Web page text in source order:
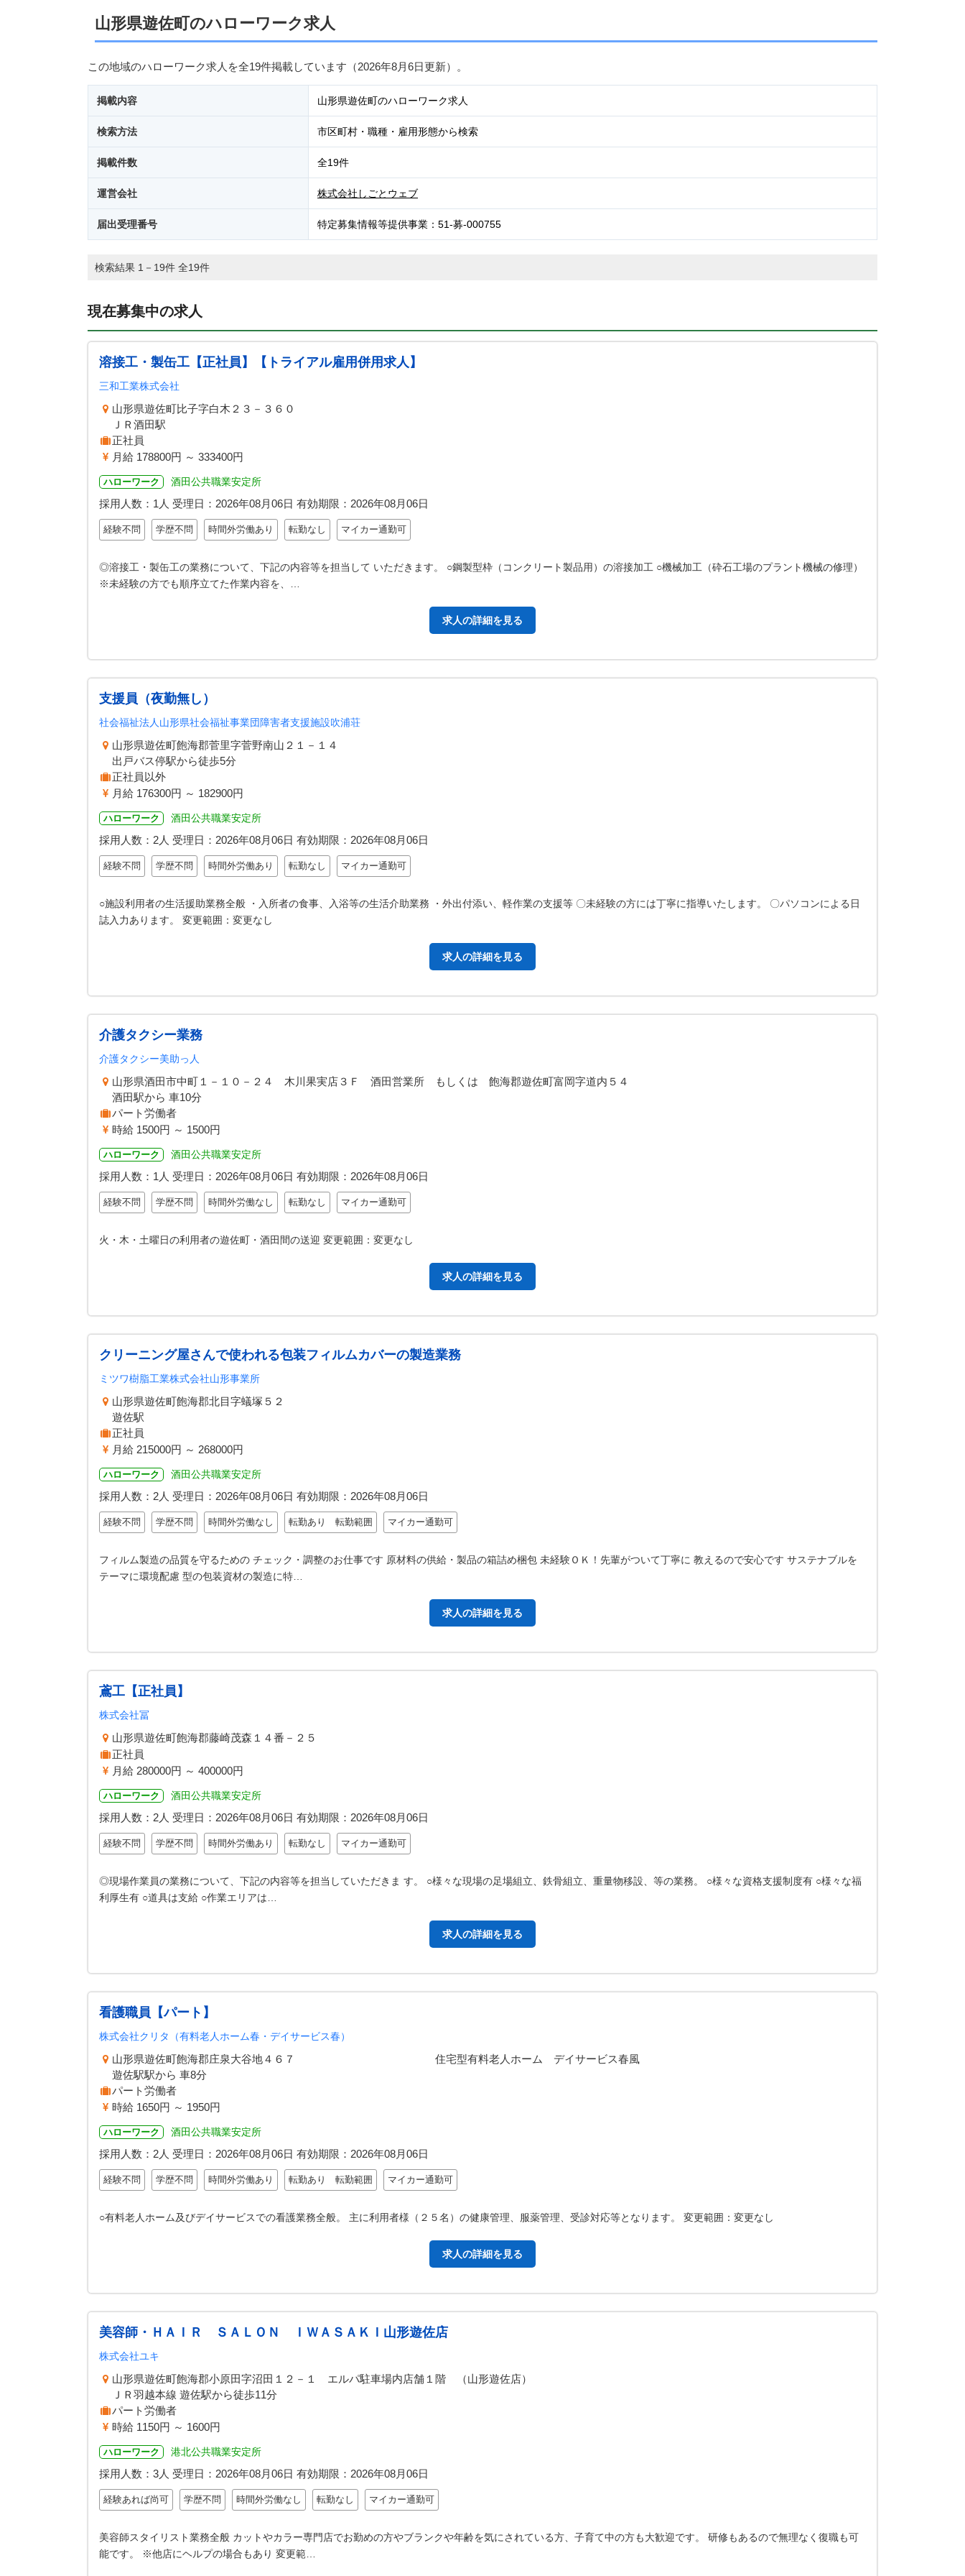
山形県遊佐町のハローワーク求人
この地域のハローワーク求人を全19件掲載しています（2026年8月6日更新）。
掲載内容 山形県遊佐町のハローワーク求人
検索方法 市区町村・職種・雇用形態から検索
掲載件数 全19件
運営会社 株式会社しごとウェブ
届出受理番号 特定募集情報等提供事業：51-募-000755
検索結果 1－19件 全19件
現在募集中の求人
溶接工・製缶工【正社員】【トライアル雇用併用求人】
三和工業株式会社
山形県遊佐町比子字白木２３－３６０
ＪＲ酒田駅
正社員
月給 178800円 ～ 333400円
ハローワーク 酒田公共職業安定所
採用人数：1人 受理日： 2026年08月06日 有効期限： 2026年08月06日
経験不問 学歴不問 時間外労働あり 転勤なし マイカー通勤可
◎溶接工・製缶工の業務について、下記の内容等を担当して いただきます。 ○鋼製型枠（コンクリート製品用）の溶接加工 ○機械加工（砕石工場のプラント機械の修理）
※未経験の方でも順序立てた作業内容を、…
求人の詳細を見る
支援員（夜勤無し）
社会福祉法人山形県社会福祉事業団障害者支援施設吹浦荘
山形県遊佐町飽海郡菅里字菅野南山２１－１４
出戸バス停駅から徒歩5分
正社員以外
月給 176300円 ～ 182900円
ハローワーク 酒田公共職業安定所
採用人数：2人 受理日： 2026年08月06日 有効期限： 2026年08月06日
経験不問 学歴不問 時間外労働あり 転勤なし マイカー通勤可
○施設利用者の生活援助業務全般 ・入所者の食事、入浴等の生活介助業務 ・外出付添い、軽作業の支援等 〇未経験の方には丁寧に指導いたします。 〇パソコンによる日
誌入力あります。 変更範囲：変更なし
求人の詳細を見る
介護タクシー業務
介護タクシー美助っ人
山形県酒田市中町１－１０－２４ 木川果実店３Ｆ 酒田営業所 もしくは 飽海郡遊佐町富岡字道内５４
酒田駅から 車10分
パート労働者
時給 1500円 ～ 1500円
ハローワーク 酒田公共職業安定所
採用人数：1人 受理日： 2026年08月06日 有効期限： 2026年08月06日
経験不問 学歴不問 時間外労働なし 転勤なし マイカー通勤可
火・木・土曜日の利用者の遊佐町・酒田間の送迎 変更範囲：変更なし
求人の詳細を見る
クリーニング屋さんで使われる包装フィルムカバーの製造業務
ミツワ樹脂工業株式会社山形事業所
山形県遊佐町飽海郡北目字蟻塚５２
遊佐駅
正社員
月給 215000円 ～ 268000円
ハローワーク 酒田公共職業安定所
採用人数：2人 受理日： 2026年08月06日 有効期限： 2026年08月06日
経験不問 学歴不問 時間外労働なし 転勤あり 転勤範囲 マイカー通勤可
フィルム製造の品質を守るための チェック・調整のお仕事です 原材料の供給・製品の箱詰め梱包 未経験ＯＫ！先輩がついて丁寧に 教えるので安心です サステナブルを
テーマに環境配慮 型の包装資材の製造に特…
求人の詳細を見る
鳶工【正社員】
株式会社冨
山形県遊佐町飽海郡藤崎茂森１４番－２５
正社員
月給 280000円 ～ 400000円
ハローワーク 酒田公共職業安定所
採用人数：2人 受理日： 2026年08月06日 有効期限： 2026年08月06日
経験不問 学歴不問 時間外労働あり 転勤なし マイカー通勤可
◎現場作業員の業務について、下記の内容等を担当していただきま す。 ○様々な現場の足場組立、鉄骨組立、重量物移設、等の業務。 ○様々な資格支援制度有 ○様々な福
利厚生有 ○道具は支給 ○作業エリアは…
求人の詳細を見る
看護職員【パート】
株式会社クリタ（有料老人ホーム春・デイサービス春）
山形県遊佐町飽海郡庄泉大谷地４６７ 住宅型有料老人ホーム デイサービス春風
遊佐駅駅から 車8分
パート労働者
時給 1650円 ～ 1950円
ハローワーク 酒田公共職業安定所
採用人数：2人 受理日： 2026年08月06日 有効期限： 2026年08月06日
経験不問 学歴不問 時間外労働あり 転勤あり 転勤範囲 マイカー通勤可
○有料老人ホーム及びデイサービスでの看護業務全般。 主に利用者様（２５名）の健康管理、服薬管理、受診対応等となります。 変更範囲：変更なし
求人の詳細を見る
美容師・ＨＡＩＲ ＳＡＬＯＮ ＩＷＡＳＡＫＩ山形遊佐店
株式会社ユキ
山形県遊佐町飽海郡小原田字沼田１２－１ エルパ駐車場内店舗１階 （山形遊佐店）
ＪＲ羽越本線 遊佐駅から徒歩11分
パート労働者
時給 1150円 ～ 1600円
ハローワーク 港北公共職業安定所
採用人数：3人 受理日： 2026年08月06日 有効期限： 2026年08月06日
経験あれば尚可 学歴不問 時間外労働なし 転勤なし マイカー通勤可
美容師スタイリスト業務全般 カットやカラー専門店でお勤めの方やブランクや年齢を気にされている方、子育て中の方も大歓迎です。 研修もあるので無理なく復職も可
能です。 ※他店にヘルプの場合もあり 変更範…